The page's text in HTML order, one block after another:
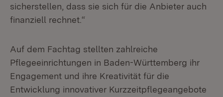
sicherstellen, dass sie sich für die Anbieter auch
finanziell rechnet.“
Auf dem Fachtag stellten zahlreiche
Pflegeeinrichtungen in Baden-Württemberg ihr
Engagement und ihre Kreativität für die
Entwicklung innovativer Kurzzeitpflegeangebote